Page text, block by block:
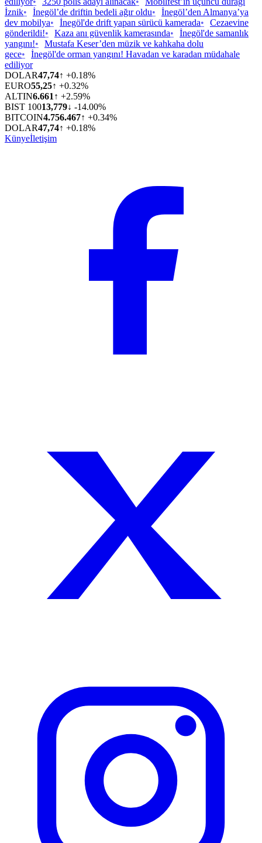
İznik• İnegöl’de driftin bedeli ağır oldu•
İnegöl’den Almanya’ya
dev mobilya• İnegöl'de drift yapan sürücü kamerada•
Cezaevine
gönderildi!• Kaza anı güvenlik kamerasında•
İnegöl'de samanlık
yangını!•
Mustafa Keser’den müzik ve kahkaha dolu
gece•
İnegöl'de orman yangını! Havadan ve karadan müdahale
ediliyor
DOLAR47,74↑ +0.18%
EURO55,25↑ +0.32%
ALTIN6.661 ↑ +2.59%
BIST 10013,779↓ -14.00%
BITCOIN4.756.467↑ +0.34%
DOLAR47,74↑ +0.18%
Künyeİletişim